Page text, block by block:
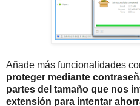
Añade más funcionalidades
proteger mediante
partes del tamaño que nos
extensión para intentar